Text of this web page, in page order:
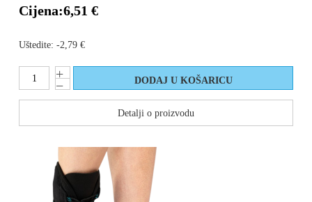
Cijena:6,51 €
Uštedite: -2,79 €
Detalji o proizvodu